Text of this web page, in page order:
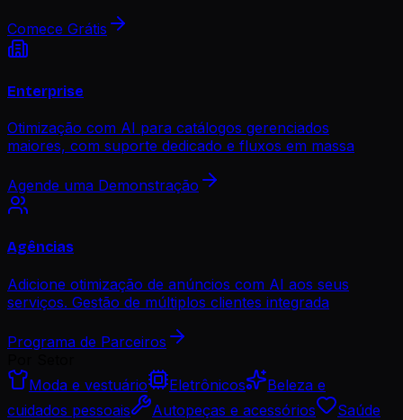
Comece Grátis
Enterprise
Otimização com AI para catálogos gerenciados
maiores, com suporte dedicado e fluxos em massa
Agende uma Demonstração
Agências
Adicione otimização de anúncios com AI aos seus
serviços. Gestão de múltiplos clientes integrada
Programa de Parceiros
Moda e vestuário
Eletrônicos
Beleza e
cuidados pessoais
Autopeças e acessórios
Saúde